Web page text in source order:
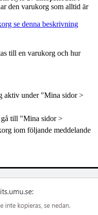
den varukorg som alltid är
se denna beskrivning
till en varukorg och hur
aktiv under "Mina sidor >
gå till "Mina sidor >
iom följande meddelande